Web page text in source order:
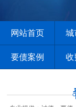
网站首页 城
要债案例 收